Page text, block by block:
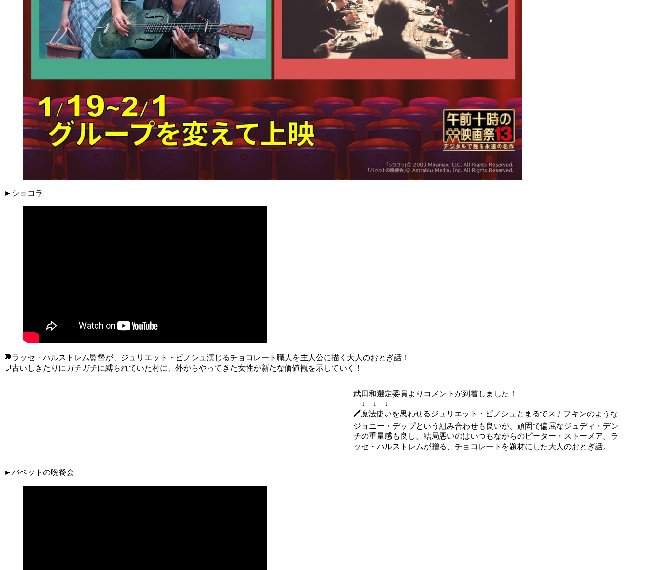
►ショコラ
💬ラッセ・ハルストレム監督が、ジュリエット・ビノシュ演じるチョコレート職人を主人公に描く大人のおとぎ話！
💬古いしきたりにガチガチに縛られていた村に、外からやってきた女性が新たな価値観を示していく！
武田和選定委員よりコメントが到着しました！
↓ ↓ ↓
🖊魔法使いを思わせるジュリエット・ビノシュとまるでスナフキンのような
ジョニー・デップという組み合わせも良いが、頑固で偏屈なジュディ・デン
チの重量感も良し。結局悪いのはいつもながらのピーター・ストーメア。ラ
ッセ・ハルストレムが贈る、チョコレートを題材にした大人のおとぎ話。
►バベットの晩餐会